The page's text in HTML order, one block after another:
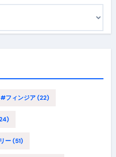
#フィンジア(22)
ー(51)